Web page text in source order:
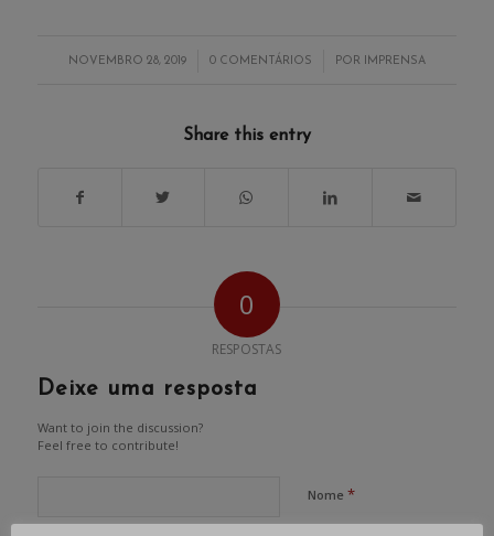
NOVEMBRO 28, 2019
/ 0 COMENTÁRIOS
/ POR IMPRENSA
Share this entry
0
RESPOSTAS
Deixe uma resposta
Want to join the discussion?
Feel free to contribute!
Nome *